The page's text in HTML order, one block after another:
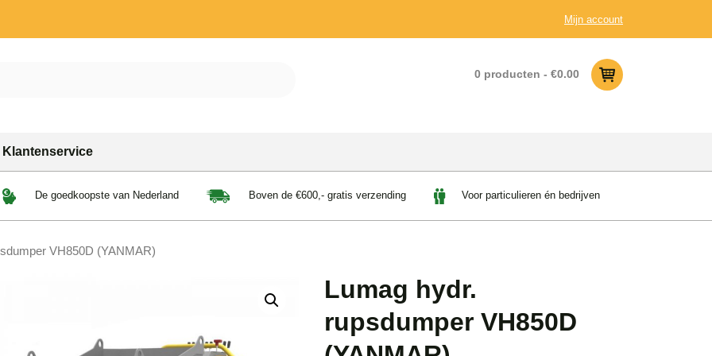
Mijn account
0 producten - €0.00
Klantenservice
De goedkoopste van Nederland Boven de €600,- gratis verzending Voor particulieren én bedrijven
VH850D (YANMAR)
Lumag hydr.
rupsdumper VH850D